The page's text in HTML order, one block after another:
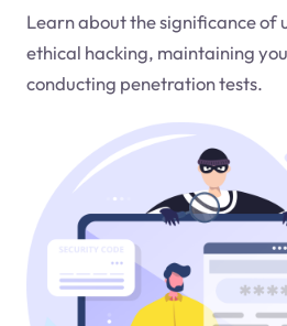
Learn about the significance of
ethical hacking, maintaining
conducting penetration tests.